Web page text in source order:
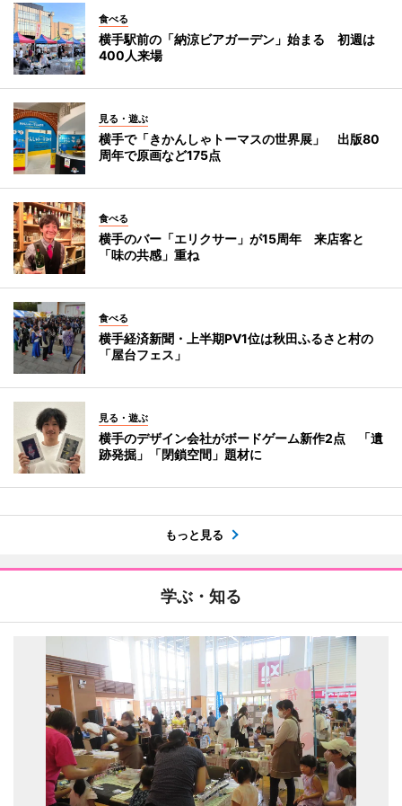
食べる
横手駅前の「納涼ビアガーデン」始まる 初週は
400人来場
見る・遊ぶ
横手で「きかんしゃトーマスの世界展」 出版80
周年で原画など175点
食べる
横手のバー「エリクサー」が15周年 来店客と
「味の共感」重ね
食べる
横手経済新聞・上半期PV1位は秋田ふるさと村の
「屋台フェス」
見る・遊ぶ
横手のデザイン会社がボードゲーム新作2点 「遺
跡発掘」「閉鎖空間」題材に
もっと見る
学ぶ・知る